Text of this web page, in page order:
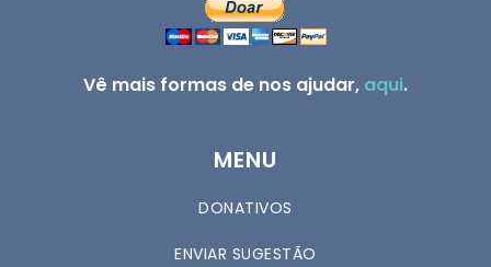
Vê mais formas de nos ajudar, aqui.
MENU
DONATIVOS
ENVIAR SUGESTÃO